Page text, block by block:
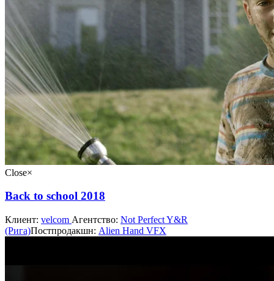
Close×
Back to school 2018
Клиент: velcom Агентство: Not Perfect Y&R
(Рига)Постпродакшн: Alien Hand VFX